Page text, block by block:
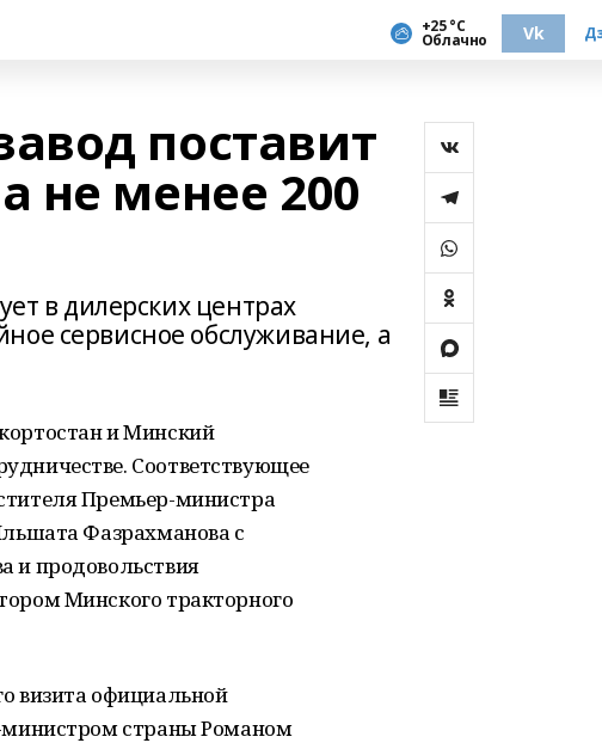
+25 °С
Облачно Vk
поставит
не менее 200
в дилерских центрах
сервисное обслуживание, а
и Минский
Соответствующее
Премьер-министра
Фазрахманова с
и продовольствия
Минского тракторного
визита официальной
министром страны Романом